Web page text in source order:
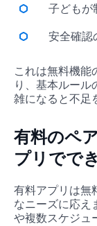
子どもが
安全確認
これは無料機能
り、基本ルー
雑になると不足
有料のペ
プリでで
有料アプリは無
なニーズに応え
や複数スケジュ